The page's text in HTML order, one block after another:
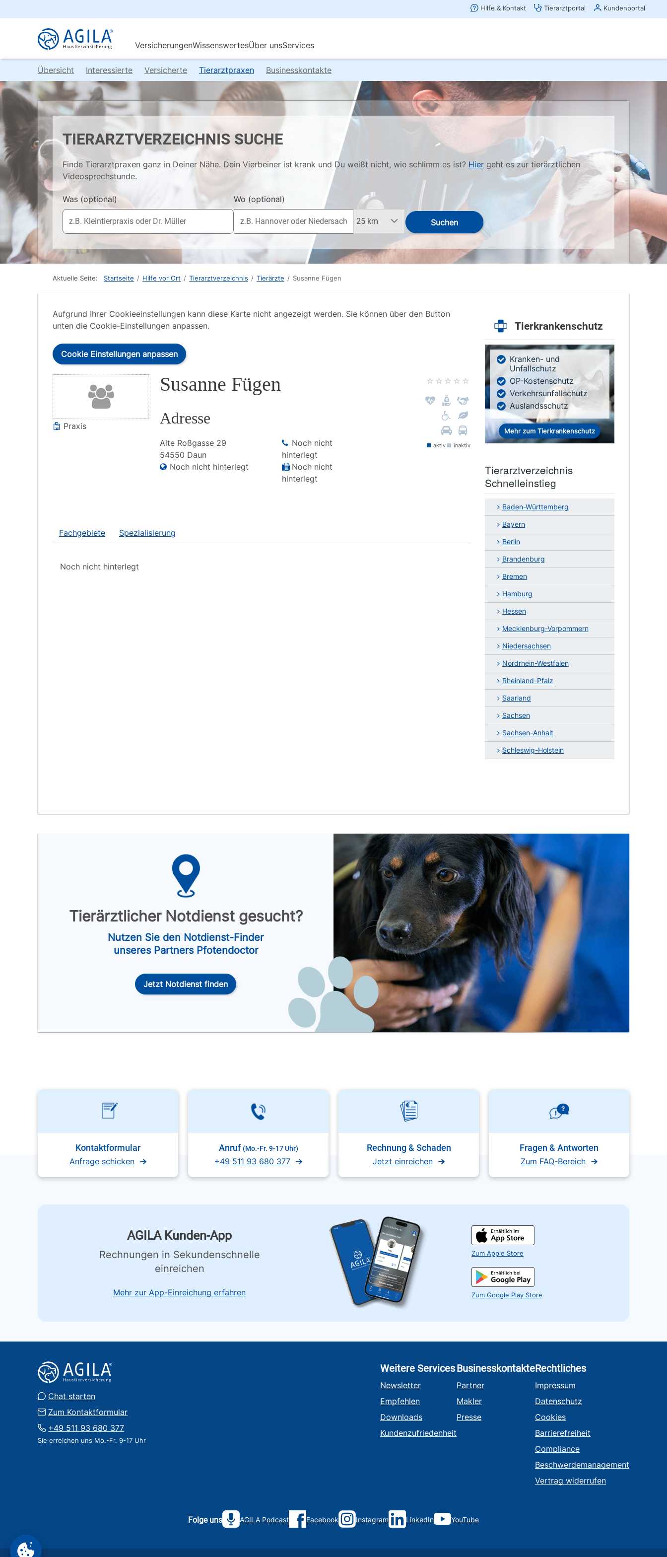
Übersicht Interessierte Versicherte Tierarztpraxen Businesskontakte
TIERARZTVERZEICHNIS SUCHE
Finde Tierarztpraxen ganz in Deiner Nähe. Dein Vierbeiner ist krank und Du weißt nicht, wie schlimm es ist? Hier geht es zur tierärztlichen
Videosprechstunde.
Was (optional) Wo (optional)
Suchen
Aktuelle Seite: Startseite / Hilfe vor Ort / Tierarztverzeichnis / Tierärzte / Susanne Fügen
Aufgrund Ihrer Cookieeinstellungen kann diese Karte nicht angezeigt werden. Sie können über den Button
unten die Cookie-Einstellungen anpassen.
Cookie Einstellungen anpassen
Praxis
Susanne Fügen
Adresse
Alte Roßgasse 29
54550 Daun
Noch nicht hinterlegt
Noch nicht
hinterlegt
Noch nicht
hinterlegt
aktiv inaktiv
Fachgebiete Spezialisierung
Noch nicht hinterlegt
Tierkrankenschutz
Kranken- und
Unfallschutz
OP-Kostenschutz
Verkehrsunfallschutz
Auslandsschutz
Mehr zum Tierkrankenschutz
Tierarztverzeichnis
Schnelleinstieg
Baden-Württemberg
Bayern
Berlin
Brandenburg
Bremen
Hamburg
Hessen
Mecklenburg-Vorpommern
Niedersachsen
Nordrhein-Westfalen
Rheinland-Pfalz
Saarland
Sachsen
Sachsen-Anhalt
Schleswig-Holstein
Tierärztlicher Notdienst gesucht?
Nutzen Sie den Notdienst-Finder
unseres Partners Pfotendoctor
Jetzt Notdienst finden
Kontaktformular
Anfrage schicken
Anruf (Mo.-Fr. 9-17 Uhr)
+49 511 93 680 377
Rechnung & Schaden
Jetzt einreichen
Fragen & Antworten
Zum FAQ-Bereich
AGILA Kunden-App
Rechnungen in Sekundenschnelle
einreichen
Mehr zur App-Einreichung erfahren
Zum Apple Store
Zum Google Play Store